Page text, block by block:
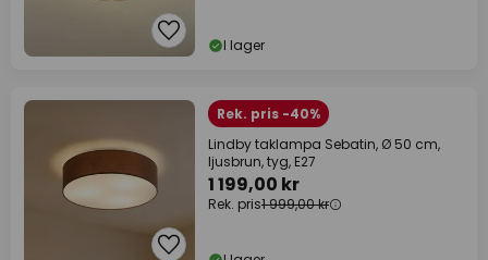
I lager
Rek. pris -40%
Lindby taklampa Sebatin, Ø 50 cm,
ljusbrun, tyg, E27
1 199,00 kr
Rek. pris1 999,00 kr